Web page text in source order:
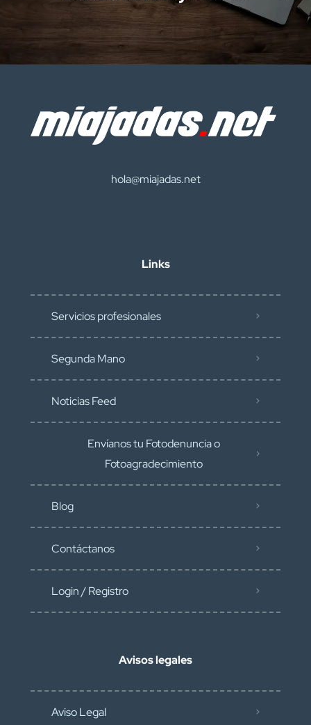
hola@miajadas.net
Links
Servicios profesionales
Segunda Mano
Noticias Feed
Envíanos tu Fotodenuncia o
Fotoagradecimiento
Blog
Contáctanos
Login / Registro
Avisos legales
Aviso Legal